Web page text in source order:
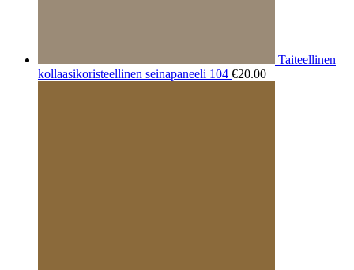
Taiteellinen
kollaasikoristeellinen seinapaneeli 104 €20.00